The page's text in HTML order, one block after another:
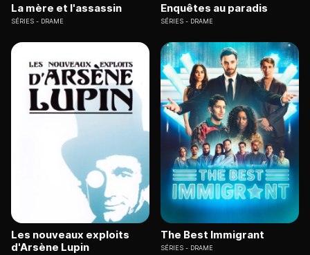
La mère et l'assassin
SÉRIES DRAME
Enquêtes au paradis
SÉRIES DRAME
Les nouveaux exploits
d'Arsène Lupin
The Best Immigrant
SÉRIES DRAME